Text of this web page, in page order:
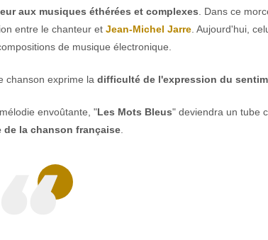
aux musiques éthérées et complexes . Dans ce
entre le chanteur et Jean-Michel Jarre . Aujourd'hui,
de musique électronique.
chanson exprime la difficulté de l'expression du
envoûtante, "Les Mots Bleus" deviendra un tube
de la chanson française